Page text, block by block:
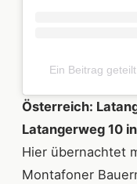
Ein Beitrag
Österreich:
Latangerweg 10
Hier übernachtet
Montafoner